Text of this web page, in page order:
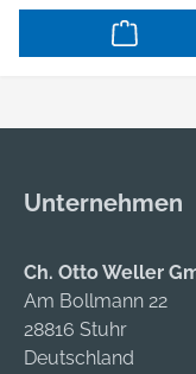
einer konstant
Leistung über einen
und sorgt für ihren
399). Karton
Unternehmen
Ch. Otto Weller
Am Bollmann 22
28816 Stuhr
Deutschland